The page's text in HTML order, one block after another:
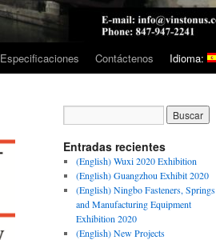
Especificaciones Contáctenos Idioma:
Entradas recientes
(English) Wuxi 2020 Exhibition
(English) Guangzhou Exhibit 2020
(English) Ningbo Fasteners, Springs
and Manufacturing Equipment
Exhibition 2020
(English) New Projects